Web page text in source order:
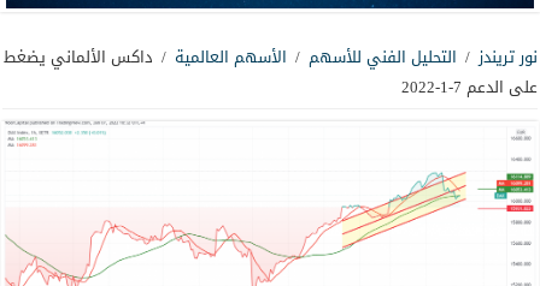
نور تريندز / التحليل الفني للأسهم / الأسهم العالمية / داكس الألماني يضغط
على الدعم 7-1-2022